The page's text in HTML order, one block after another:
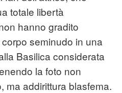
totale libertà
hanno gradito
seminudo in una
Basilica considerata
la foto non
ma addirittura blasfema.